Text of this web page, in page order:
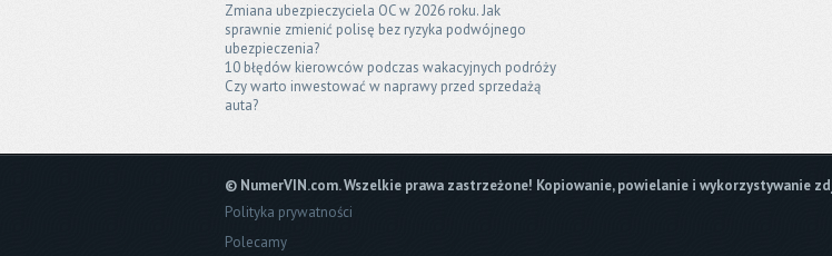
Zmiana ubezpieczyciela OC w 2026 roku. Jak
sprawnie zmienić polisę bez ryzyka podwójnego
ubezpieczenia?
10 błędów kierowców podczas wakacyjnych podróży
Czy warto inwestować w naprawy przed sprzedażą
auta?
© NumerVIN.com. Wszelkie prawa zastrzeżone! Kopiowanie, powielanie i wykorzystywanie
Polityka prywatności
Polecamy